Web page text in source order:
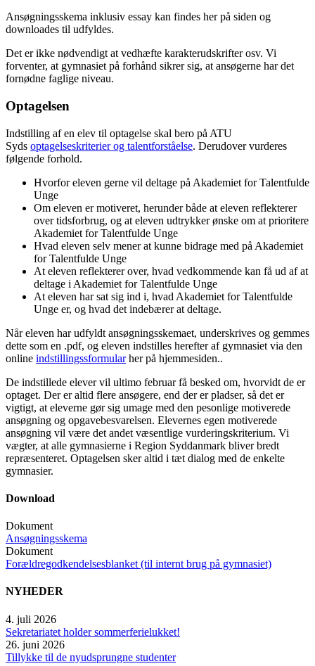
Ansøgningsskema inklusiv essay kan findes her på siden og
downloades til udfyldes.
Det er ikke nødvendigt at vedhæfte karakterudskrifter osv. Vi
forventer, at gymnasiet på forhånd sikrer sig, at ansøgerne har det
fornødne faglige niveau.
Optagelsen
Indstilling af en elev til optagelse skal bero på ATU
Syds optagelseskriterier og talentforståelse. Derudover vurderes
følgende forhold.
Hvorfor eleven gerne vil deltage på Akademiet for Talentfulde
Unge
Om eleven er motiveret, herunder både at eleven reflekterer
over tidsforbrug, og at eleven udtrykker ønske om at prioritere
Akademiet for Talentfulde Unge
Hvad eleven selv mener at kunne bidrage med på Akademiet
for Talentfulde Unge
At eleven reflekterer over, hvad vedkommende kan få ud af at
deltage i Akademiet for Talentfulde Unge
At eleven har sat sig ind i, hvad Akademiet for Talentfulde
Unge er, og hvad det indebærer at deltage.
Når eleven har udfyldt ansøgningsskemaet, underskrives og gemmes
dette som en .pdf, og eleven indstilles herefter af gymnasiet via den
online indstillingssformularher på hjemmesiden..
De indstillede elever vil ultimo februar få besked om, hvorvidt de er
optaget. Der er altid flere ansøgere, end der er pladser, så det er
vigtigt, at eleverne gør sig umage med den pesonlige motiverede
ansøgning og opgavebesvarelsen. Elevernes egen motiverede
ansøgning vil være det andet væsentlige vurderingskriterium. Vi
vægter, at alle gymnasierne i Region Syddanmark bliver bredt
repræsenteret. Optagelsen sker altid i tæt dialog med de enkelte
gymnasier.
Download
Dokument
Ansøgningsskema
Dokument
Forældregodkendelsesblanket (til internt brug på gymnasiet)
NYHEDER
4. juli 2026
Sekretariatet holder sommerferielukket!
26. juni 2026
Tillykke til de nyudsprungne studenter